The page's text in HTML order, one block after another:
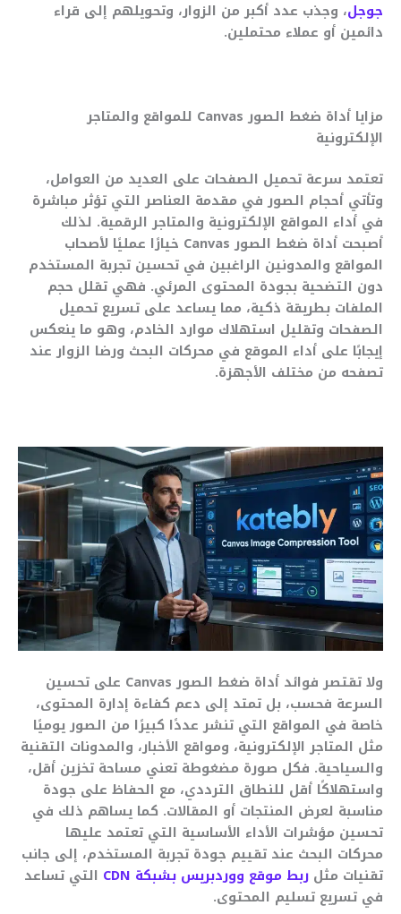
جوجل، وجذب عدد أكبر من الزوار، وتحويلهم إلى قراء
دائمين أو عملاء محتملين.
مزايا أداة ضغط الصور Canvas للمواقع والمتاجر
الإلكترونية
تعتمد سرعة تحميل الصفحات على العديد من العوامل،
وتأتي أحجام الصور في مقدمة العناصر التي تؤثر مباشرة
في أداء المواقع الإلكترونية والمتاجر الرقمية. لذلك
أصبحت أداة ضغط الصور Canvas خيارًا عمليًا لأصحاب
المواقع والمدونين الراغبين في تحسين تجربة المستخدم
دون التضحية بجودة المحتوى المرئي. فهي تقلل حجم
الملفات بطريقة ذكية، مما يساعد على تسريع تحميل
الصفحات وتقليل استهلاك موارد الخادم، وهو ما ينعكس
إيجابًا على أداء الموقع في محركات البحث ورضا الزوار عند
تصفحه من مختلف الأجهزة.
ولا تقتصر فوائد أداة ضغط الصور Canvas على تحسين
السرعة فحسب، بل تمتد إلى دعم كفاءة إدارة المحتوى،
خاصة في المواقع التي تنشر عددًا كبيرًا من الصور يوميًا
مثل المتاجر الإلكترونية، ومواقع الأخبار، والمدونات التقنية
والسياحية. فكل صورة مضغوطة تعني مساحة تخزين أقل،
واستهلاكًا أقل للنطاق الترددي، مع الحفاظ على جودة
مناسبة لعرض المنتجات أو المقالات. كما يساهم ذلك في
تحسين مؤشرات الأداء الأساسية التي تعتمد عليها
محركات البحث عند تقييم جودة تجربة المستخدم، إلى جانب
تقنيات مثل ربط موقع ووردبريس بشبكة CDN
التي تساعد
في تسريع تسليم المحتوى.